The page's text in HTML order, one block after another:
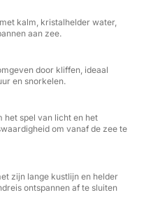
ervaring.
dus u kunt deze
viervoeter.
Cagliari op een
manier
kalm, kristalhelder water,
aan zee.
door kliffen, ideaal
en snorkelen.
het spel van licht en het
om vanaf de zee te
zijn lange kustlijn en helder
ontspannen af te sluiten